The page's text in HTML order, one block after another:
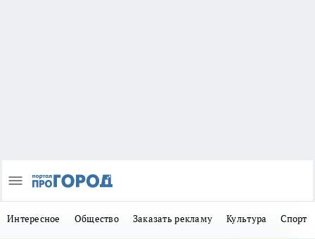
Интересное Общество Заказать рекламу Культура Спорт